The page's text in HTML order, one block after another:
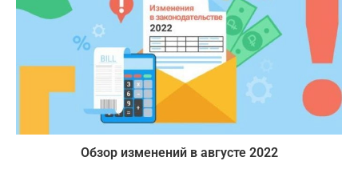
Обзор изменений в августе 2022